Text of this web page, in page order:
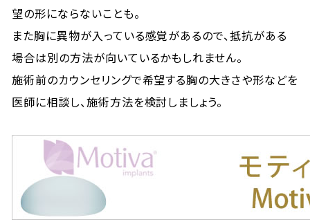
望の形にならないことも。
また胸に異物が入っている感覚があるので、抵抗がある
場合は別の方法が向いているかもしれません。
施術前のカウンセリングで希望する胸の大きさや形などを
医師に相談し、施術方法を検討しましょう。